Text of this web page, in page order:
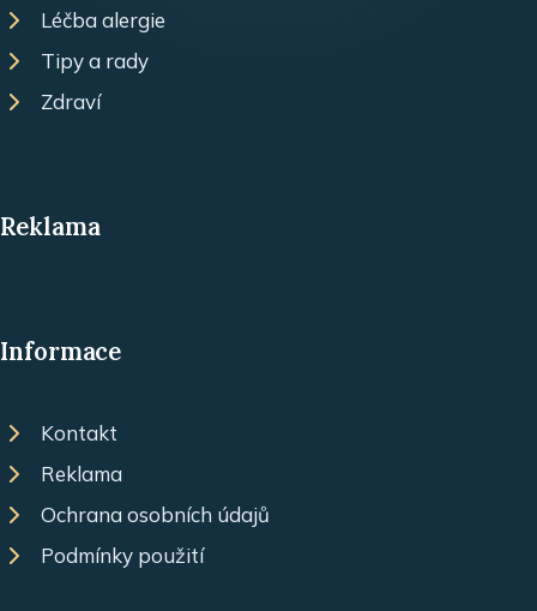
Léčba alergie
Tipy a rady
Zdraví
Reklama
Informace
Kontakt
Reklama
Ochrana osobních údajů
Podmínky použití